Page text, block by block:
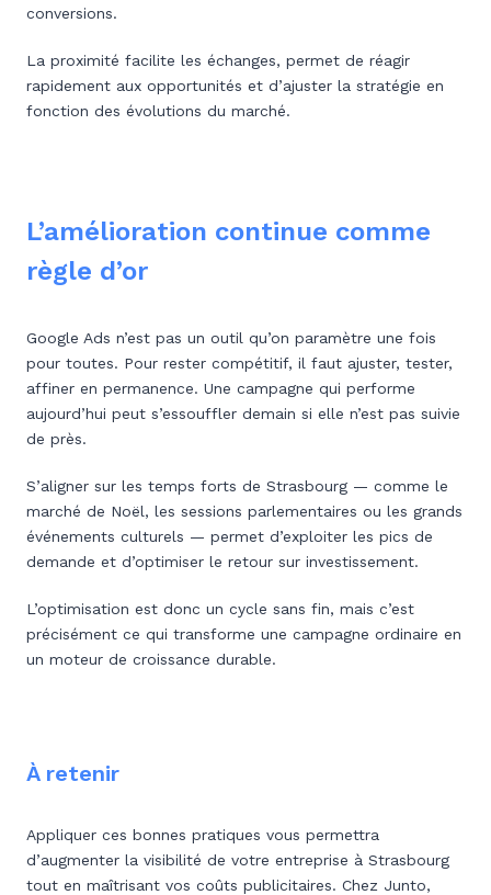
conversions.
La proximité facilite les échanges, permet de réagir
rapidement aux opportunités et d’ajuster la stratégie en
fonction des évolutions du marché.
L’amélioration continue comme
règle d’or
Google Ads n’est pas un outil qu’on paramètre une fois
pour toutes. Pour rester compétitif, il faut ajuster, tester,
affiner en permanence. Une campagne qui performe
aujourd’hui peut s’essouffler demain si elle n’est pas suivie
de près.
S’aligner sur les temps forts de Strasbourg — comme le
marché de Noël, les sessions parlementaires ou les grands
événements culturels — permet d’exploiter les pics de
demande et d’optimiser le retour sur investissement.
L’optimisation est donc un cycle sans fin, mais c’est
précisément ce qui transforme une campagne ordinaire en
un moteur de croissance durable.
À retenir
Appliquer ces bonnes pratiques vous permettra
d’augmenter la visibilité de votre entreprise à Strasbourg
tout en maîtrisant vos coûts publicitaires. Chez Junto,